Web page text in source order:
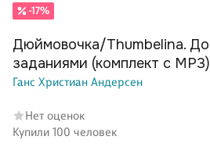
-17%
Дюймовочка/Thumbelina.
заданиями (комплект с
Ганс Христиан Андерсен
Нет оценок
Купили 100 человек